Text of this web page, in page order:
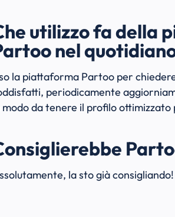
utilizzo fa della
nel
la piattaforma Partoo per
periodicamente
modo da tenere il profilo ottimizzato
la sto già consigliando!